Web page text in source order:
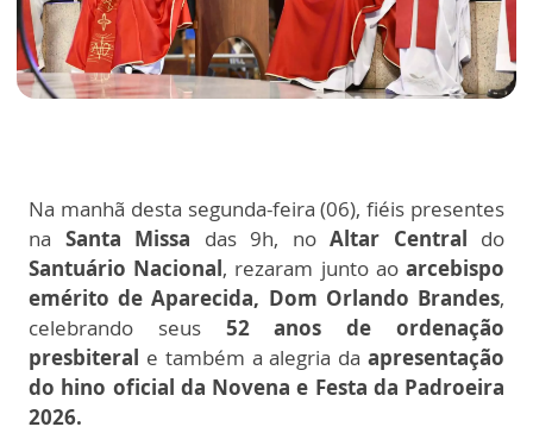
Na manhã desta segunda-feira (06), fiéis presentes
na Santa Missa das 9h, no Altar Central do
Santuário Nacional, rezaram junto aoarcebispo
emérito de Aparecida, Dom Orlando Brandes,
celebrando seus52 anos de ordenação
presbiteral e também a alegria da apresentação
do hino oficial da Novena e Festa da Padroeira
2026.